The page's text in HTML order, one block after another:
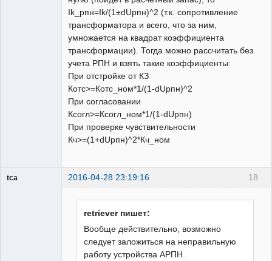
Ik_рпн=Ik/(1±dUрпн)^2 (т.к. сопротивление
трансформатора и всего, что за ним,
умножается на квадрат коэффициента
трансформации). Тогда можно рассчитать без
учета РПН и взять такие коэффициенты:
При отстройке от КЗ
Котс>=Котс_ном*1/(1-dUрпн)^2
При согласовании
Ксогл>=Ксогл_ном*1/(1-dUрпн)
При проверке чувствительности
Кч>=(1+dUрпн)^2*Кч_ном
18
tca 2016-04-28 23:19:16
retriever пишет:
Вообще действительно, возможно
следует заложиться на неправильную
работу устройства АРПН.